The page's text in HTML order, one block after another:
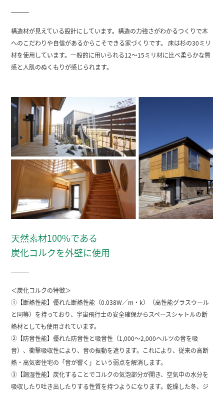
構造材が見えている設計にしています。構造の力強さがわかるつくりで木
へのこだわりや自信があるからこそできる家づくりです。 床は杉の30ミリ
材を使用しています。一般的に用いられる12～15ミリ材に比べ柔らかな質
感と人肌のぬくもりが感じられます。
天然素材100%である
炭化コルクを外壁に使用
＜炭化コルクの特徴＞
①【断熱性能】優れた断熱性能（0.038W／m・k）（高性能グラスウール
と同等）を持っており、宇宙飛行士の安全確保からスペースシャトルの断
熱材としても使用されています。
②【防音性能】優れた防音性と吸音性（1,000～2,000ヘルツの音を吸
音）、衝撃吸収性により、音の振動を遮ります。これにより、従来の高断
熱・高気密住宅の「音が響く」という弱点を解消します。
③【調湿性能】炭化することでコルクの気泡部分が開き、空気中の水分を
吸収したり吐き出したりする性質を持つようになります。乾燥した冬、ジ